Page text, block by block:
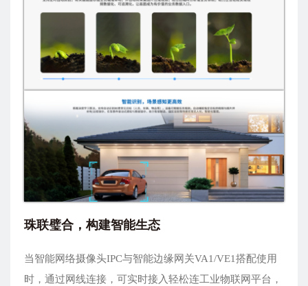
珠联璧合，构建智能生态
当智能网络摄像头IPC与智能边缘网关VA1/VE1搭配使用
时，通过网线连接，可实时接入轻松连工业物联网平台，